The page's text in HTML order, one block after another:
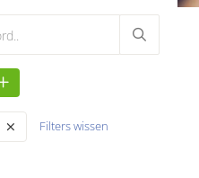
Filters wissen